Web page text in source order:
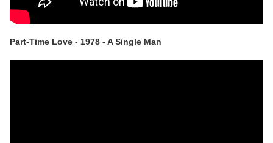
Part-Time Love - 1978 - A Single Man